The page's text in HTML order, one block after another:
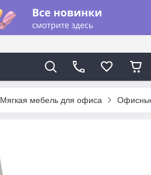
Мягкая мебель для офиса